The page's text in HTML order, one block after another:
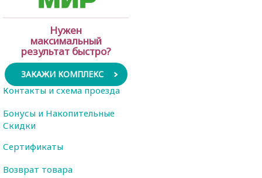
Нужен
максимальный
результат быстро?
ЗАКАЖИ КОМПЛЕКС
Контакты и схема проезда
Бонусы и Накопительные
Скидки
Сертификаты
Возврат товара